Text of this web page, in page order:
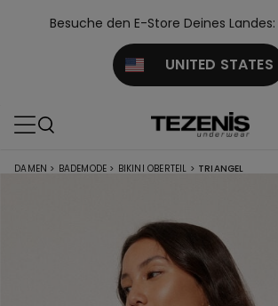
Besuche den E-Store Deines Landes:
UNITED STATES
DAMEN > BADEMODE > BIKINI OBERTEIL > TRIANGEL